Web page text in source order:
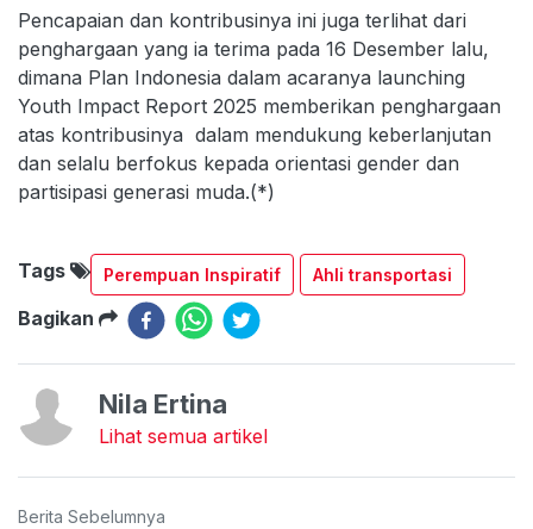
Pencapaian dan kontribusinya ini juga terlihat dari
penghargaan yang ia terima pada 16 Desember lalu,
dimana Plan Indonesia dalam acaranya launching
Youth Impact Report 2025 memberikan penghargaan
atas kontribusinya dalam mendukung keberlanjutan
dan selalu berfokus kepada orientasi gender dan
partisipasi generasi muda.(*)
Tags Perempuan Inspiratif Ahli transportasi
Bagikan
Nila Ertina
Lihat semua artikel
Berita Sebelumnya